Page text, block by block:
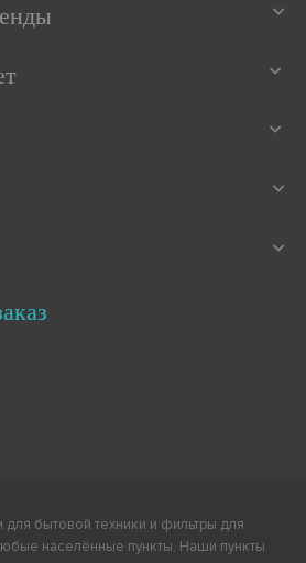
бытовой техники и фильтры для
населённые пункты. Наши пункты